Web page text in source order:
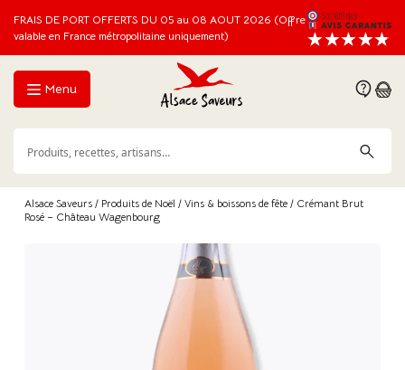
FRAIS DE PORT OFFERTS DU 05 au 08 AOUT 2026 (Offre
valable en France métropolitaine uniquement)
Menu
Alsace Saveurs / Produits de Noël / Vins & boissons de fête / Crémant Brut
Rosé – Château Wagenbourg